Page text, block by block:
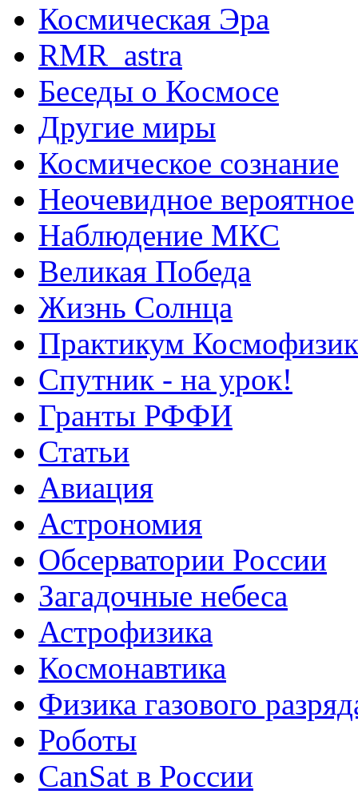
Космическая Эра
RMR_astra
Беседы о Космосе
Другие миры
Космическое сознание
Неочевидное вероятное
Наблюдение МКС
Великая Победа
Жизнь Солнца
Практикум
Спутник - на урок!
Гранты РФФИ
Статьи
Авиация
Астрономия
Обсерватории России
Загадочные небеса
Астрофизика
Космонавтика
Физика газового
Роботы
CanSat в России